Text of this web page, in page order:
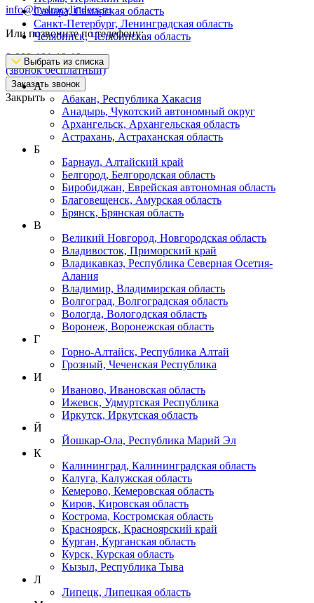
info@hydrocylinders.ru
Или позвоните по телефону:
8-800-101-19-19
(звонок бесплатный)
Заказать звонок
Закрыть
Самара, Самарская область
Санкт-Петербург, Ленинградская область
Челябинск, Челябинская область
Выбрать из списка
А
Абакан, Республика Хакасия
Анадырь, Чукотский автономный округ
Архангельск, Архангельская область
Астрахань, Астраханская область
Б
Барнаул, Алтайский край
Белгород, Белгородская область
Биробиджан, Еврейская автономная область
Благовещенск, Амурская область
Брянск, Брянская область
В
Великий Новгород, Новгородская область
Владивосток, Приморский край
Владикавказ, Республика Северная Осетия-
Алания
Владимир, Владимирская область
Волгоград, Волгоградская область
Вологда, Вологодская область
Воронеж, Воронежская область
Г
Горно-Алтайск, Республика Алтай
Грозный, Чеченская Республика
И
Иваново, Ивановская область
Ижевск, Удмуртская Республика
Иркутск, Иркутская область
Й
Йошкар-Ола, Республика Марий Эл
К
Калининград, Калининградская область
Калуга, Калужская область
Кемерово, Кемеровская область
Киров, Кировская область
Кострома, Костромская область
Красноярск, Красноярский край
Курган, Курганская область
Курск, Курская область
Кызыл, Республика Тыва
Л
Липецк, Липецкая область